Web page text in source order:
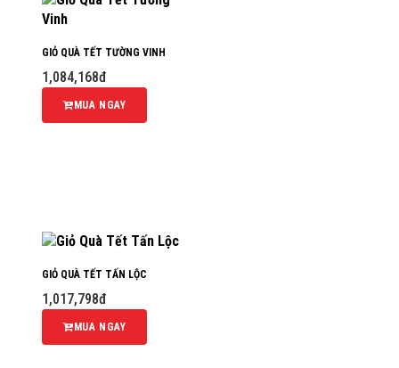
GIỎ QUÀ TẾT TƯỜNG VINH
1,084,168đ
MUA NGAY
GIỎ QUÀ TẾT TẤN LỘC
1,017,798đ
MUA NGAY